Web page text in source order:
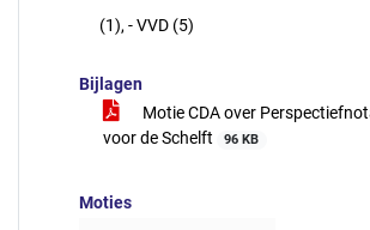
(1), - VVD (5)
Bijlagen
Motie CDA over
voor de Schelft
96 KB
Moties